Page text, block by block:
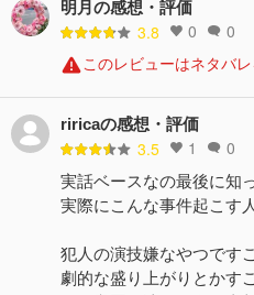
明月の感想・評価
3.8 0 0
このレビューはネタバ
riricaの感想・評価
3.5 1 0
実話ベースなの最後に知っ
実際にこんな事件起こす
犯人の演技嫌なやつですご
劇的な盛り上がりとかす